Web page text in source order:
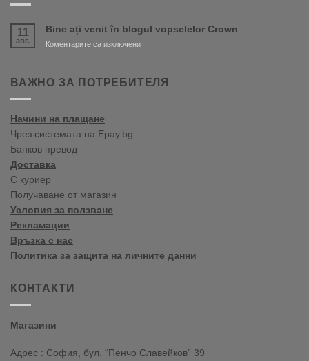
11
авг.
Bine ați venit în blogul vopselelor Crown
Коментарите са изключениза
venit
ВАЖНО ЗА ПОТРЕБИТЕЛЯ
Начини на плащане
Чрез системата на Epay.bg
Банков превод
Доставка
С куриер
Получаване от магазин
Условия за ползване
Рекламации
Връзка с нас
Политика за защита на личните данни
КОНТАКТИ
Магазини
Адрес : София, бул. “Пенчо Славейков” 39